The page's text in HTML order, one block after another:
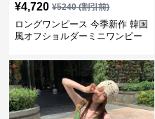
¥4,720 ¥5240(割引前)
ロングワンピース 今季新作 韓国
風オフショルダーミニワンピー